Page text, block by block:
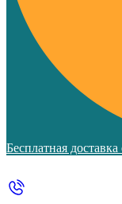
Бесплатная